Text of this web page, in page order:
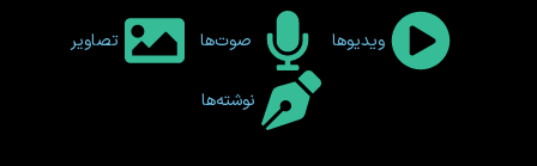
ویدیوها صوت‌ها تصاویر
نوشته‌ها